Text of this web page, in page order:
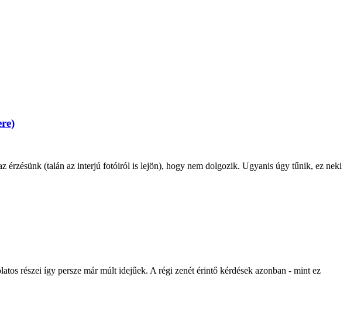
érzésünk (talán az interjú fotóiról is lejön), hogy nem dolgozik. Ugyanis úgy tűnik, ez neki
részei így persze már múlt idejűek. A régi zenét érintő kérdések azonban - mint ez